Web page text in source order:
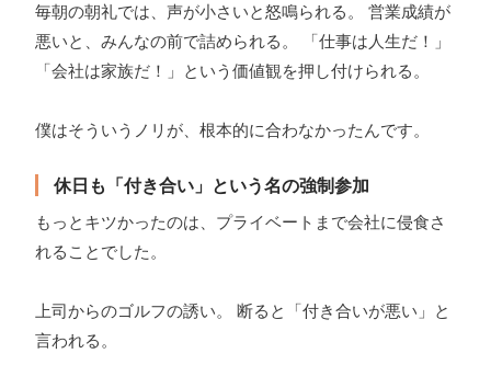
毎朝の朝礼では、声が小さいと怒鳴られる。 営業成績が
悪いと、みんなの前で詰められる。 「仕事は人生だ！」
「会社は家族だ！」という価値観を押し付けられる。
僕はそういうノリが、根本的に合わなかったんです。
休日も「付き合い」という名の強制参加
もっとキツかったのは、プライベートまで会社に侵食さ
れることでした。
上司からのゴルフの誘い。 断ると「付き合いが悪い」と
言われる。